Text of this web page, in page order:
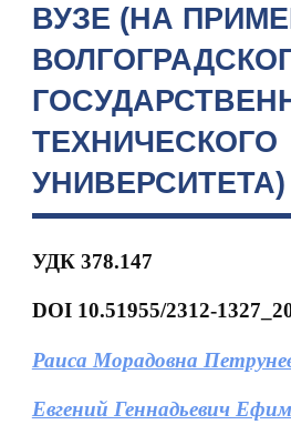
ВУЗЕ (НА
ТЕХНИЧЕСКОГО
УНИВЕРСИТЕТА)
УДК 378.147
DOI 10.51955/2312-
Раиса Морадовна
Евгений Геннадьевич